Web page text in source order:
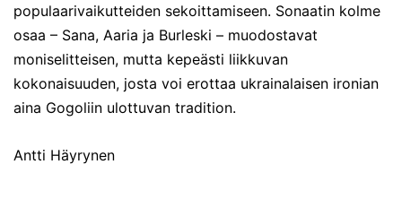
populaarivaikutteiden sekoittamiseen. Sonaatin kolme
osaa – Sana, Aaria ja Burleski – muodostavat
moniselitteisen, mutta kepeästi liikkuvan
kokonaisuuden, josta voi erottaa ukrainalaisen ironian
aina Gogoliin ulottuvan tradition.
Antti Häyrynen